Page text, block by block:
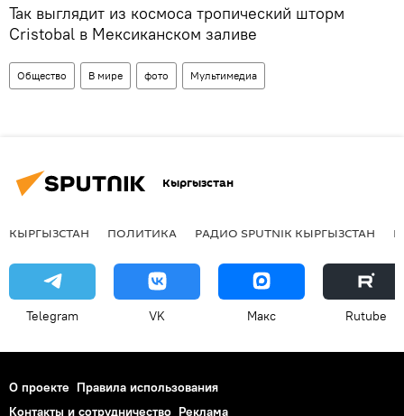
Так выглядит из космоса тропический шторм
Cristobal в Мексиканском заливе
Общество В мире фото Мультимедиа
Кыргызстан
КЫРГЫЗСТАН ПОЛИТИКА РАДИО SPUTNIK КЫРГЫЗСТАН
Telegram VK Макс Rutube
О проекте Правила использования
Контакты и сотрудничество Реклама